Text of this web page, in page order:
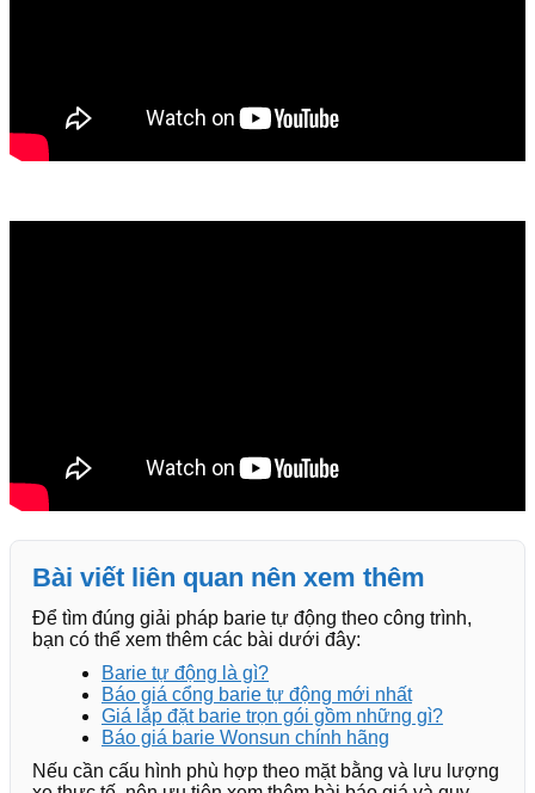
Bài viết liên quan nên xem thêm
Để tìm đúng giải pháp barie tự động theo công trình,
bạn có thể xem thêm các bài dưới đây:
Barie tự động là gì?
Báo giá cổng barie tự động mới nhất
Giá lắp đặt barie trọn gói gồm những gì?
Báo giá barie Wonsun chính hãng
Nếu cần cấu hình phù hợp theo mặt bằng và lưu lượng